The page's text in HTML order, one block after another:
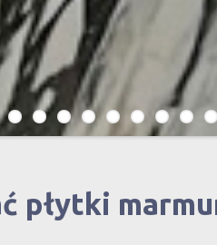
płytki